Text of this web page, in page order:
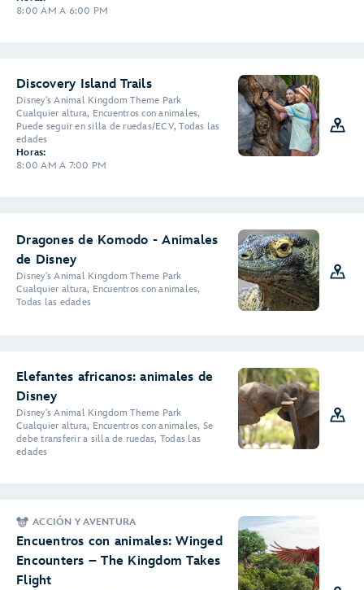
8:00 AM A 6:00 PM
Discovery Island Trails
Disney's Animal Kingdom Theme Park
Cualquier altura, Encuentros con animales,
Puede seguir en silla de ruedas/ECV, Todas las
edades
Horas:
8:00 AM A 7:00 PM
Dragones de Komodo - Animales
de Disney
Disney's Animal Kingdom Theme Park
Cualquier altura, Encuentros con animales,
Todas las edades
Elefantes africanos: animales de
Disney
Disney's Animal Kingdom Theme Park
Cualquier altura, Encuentros con animales, Se
debe transferir a silla de ruedas, Todas las
edades
ACCIÓN Y AVENTURA
Encuentros con animales: Winged
Encounters – The Kingdom Takes
Flight